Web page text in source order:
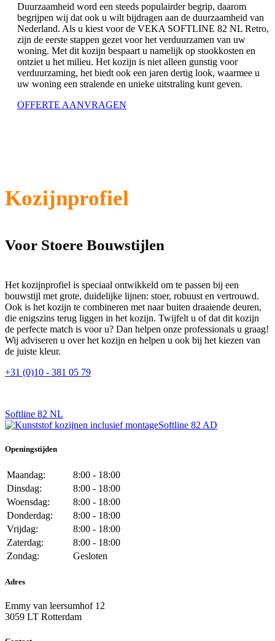
Duurzaamheid word een steeds populairder begrip, daarom
begrijpen wij dat ook u wilt bijdragen aan de duurzaamheid van
Nederland. Als u kiest voor de VEKA SOFTLINE 82 NL Retro,
zijn de eerste stappen gezet voor het verduurzamen van uw
woning. Met dit kozijn bespaart u namelijk op stookkosten en
ontziet u het milieu. Het kozijn is niet alleen gunstig voor
verduurzaming, het biedt ook een jaren dertig look, waarmee u
uw woning een stralende en unieke uitstraling kunt geven.
OFFERTE AANVRAGEN
Kozijnprofiel
Voor Stoere Bouwstijlen
Het kozijnprofiel is speciaal ontwikkeld om te passen bij een
bouwstijl met grote, duidelijke lijnen: stoer, robuust en vertrouwd.
Ook is het kozijn te combineren met naar buiten draaiende deuren,
die enigszins terug liggen in het kozijn. Twijfelt u of dat dit kozijn
de perfecte match is voor u? Dan helpen onze professionals u graag!
Wij adviseren u over het kozijn en helpen u ook bij het kiezen van
de juiste kleur.
+31 (0)10 - 381 05 79
Softline 82 NL
Softline 82 AD
Openingstijden
Maandag:
8:00 - 18:00
Dinsdag:
8:00 - 18:00
Woensdag:
8:00 - 18:00
Donderdag:
8:00 - 18:00
Vrijdag:
8:00 - 18:00
Zaterdag:
8:00 - 18:00
Zondag:
Gesloten
Adres
Emmy van leersumhof 12
3059 LT Rotterdam